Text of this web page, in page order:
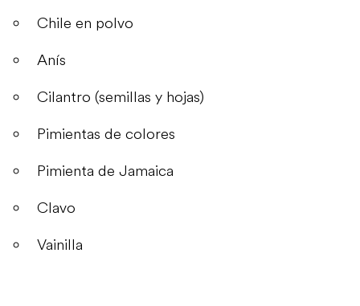
Chile en polvo
Anís
Cilantro (semillas y hojas)
Pimientas de colores
Pimienta de Jamaica
Clavo
Vainilla